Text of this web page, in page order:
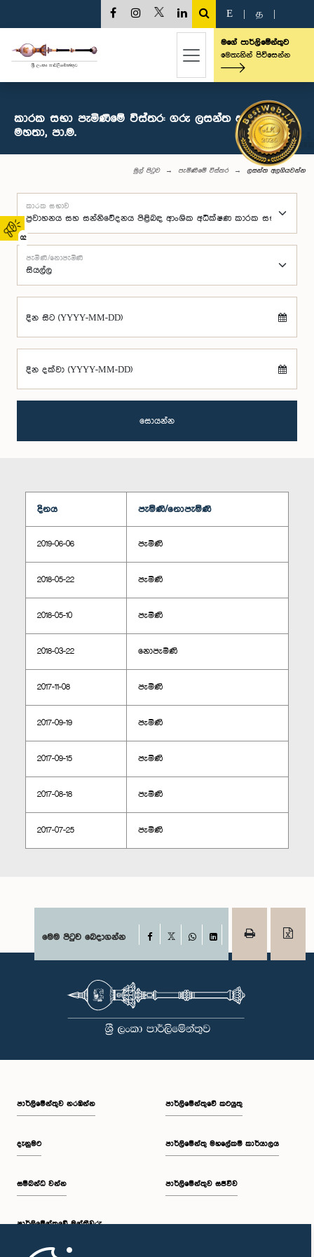
02
E த
මගේ පාර්ලිමේන්තුව
මෙතැනින් පිවිසෙන්න
කාරක සභා පැමිණීමේ විස්තර: ගරු ලසන්ත අලගියවන්න
මහතා, පා.ම.
මුල් පිටුව පැමිණීමේ විස්තර ලසන්ත අලගියවන්න
කාරක සභාව
පැමිණි/නොපැමිණි
දින සිට (YYYY-MM-DD)
දින දක්වා (YYYY-MM-DD)
සොයන්න
දිනය පැමිණි/නොපැමිණි
2019-06-06 පැමිණි
2018-05-22 පැමිණි
2018-05-10 පැමිණි
2018-03-22 නොපැමිණි
2017-11-08 පැමිණි
2017-09-19 පැමිණි
2017-09-15 පැමිණි
2017-08-18 පැමිණි
2017-07-25 පැමිණි
මෙම පිටුව බෙදාගන්න Facebook
WhatsAppLinkedIn
පාර්ලි‌මේන්තුව නරඹන්න
දැනුමට
සම්බන්ධ වන්න
පාර්ලි‌මේන්තුවේ මන්ත්‍රීවරු
පාර්ලිමේන්තුවේ කටයුතු
පාර්ලිමේන්තු මහලේකම් කාර්යාලය
පාර්ලිමේන්තුව සජීවීව